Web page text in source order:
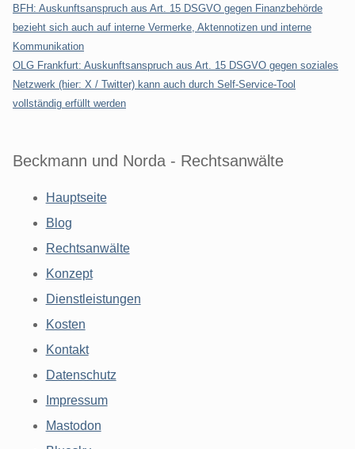
BFH: Auskunftsanspruch aus Art. 15 DSGVO gegen Finanzbehörde
bezieht sich auch auf interne Vermerke, Aktennotizen und interne
Kommunikation
OLG Frankfurt: Auskunftsanspruch aus Art. 15 DSGVO gegen soziales
Netzwerk (hier: X / Twitter) kann auch durch Self-Service-Tool
vollständig erfüllt werden
Beckmann und Norda - Rechtsanwälte
Hauptseite
Blog
Rechtsanwälte
Konzept
Dienstleistungen
Kosten
Kontakt
Datenschutz
Impressum
Mastodon